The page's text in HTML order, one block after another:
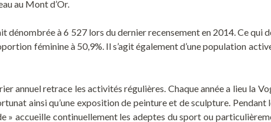
au Mont d’Or.
à 6 527 lors du dernier recensement en 2014. Ce qui
féminine à 50,9%. Il s’agit également d’une population
annuel retrace les activités régulières. Chaque année a lieu la
ainsi qu’une exposition de peinture et de sculpture. Pendant
» accueille continuellement les adeptes du sport ou